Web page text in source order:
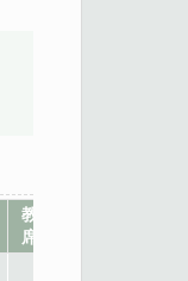
教
席